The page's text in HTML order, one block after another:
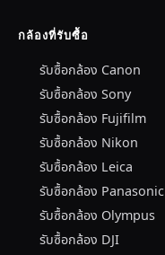
กล้องที่รับซื้อ
รับซื้อกล้อง Canon
รับซื้อกล้อง Sony
รับซื้อกล้อง Fujifilm
รับซื้อกล้อง Nikon
รับซื้อกล้อง Leica
รับซื้อกล้อง Panasonic
รับซื้อกล้อง Olympus
รับซื้อกล้อง DJI